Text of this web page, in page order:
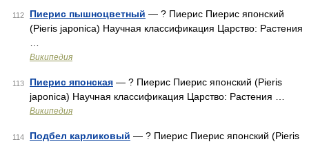
112 Пиерис пышноцветный — ? Пиерис Пиерис японский
(Pieris japonica) Научная классификация Царство: Растения
Википедия
113 Пиерис японская — ? Пиерис Пиерис японский (Pieris
japonica) Научная классификация Царство: Растения …
Википедия
114 Подбел карликовый — ? Пиерис Пиерис японский (Pieris